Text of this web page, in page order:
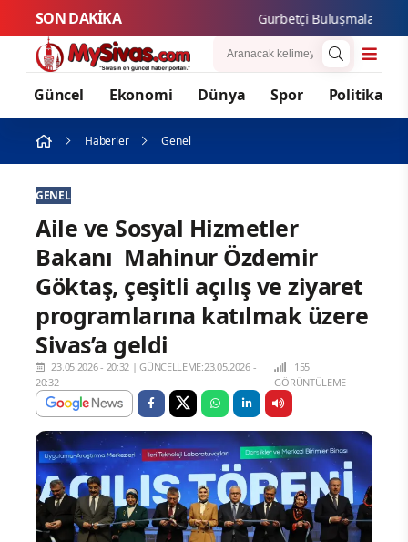
SON DAKİKA Gurbetçi Buluşmaları ve
Güncel Ekonomi Dünya Spor Politika
Haberler Genel
GENEL
Aile ve Sosyal Hizmetler
Bakanı Mahinur Özdemir
Göktaş, çeşitli açılış ve ziyaret
programlarına katılmak üzere
Sivas’a geldi
23.05.2026 - 20:32 |GÜNCELLEME:23.05.2026 -
20:32
155
GÖRÜNTÜLEME